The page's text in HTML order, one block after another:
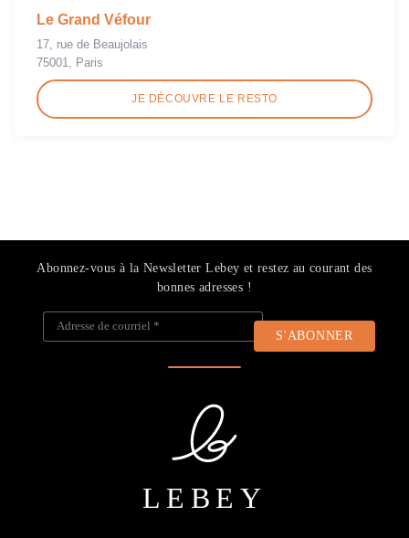
Le Grand Véfour
17, rue de Beaujolais
75001, Paris
JE DÉCOUVRE LE RESTO
Abonnez-vous à la Newsletter Lebey et restez au courant des
bonnes adresses !
Adresse de courriel
LEBEY